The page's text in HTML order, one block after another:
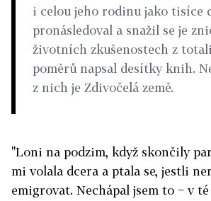
i celou jeho rodinu jako tisíce
pronásledoval a snažil se je
životních zkušenostech z
poměrů napsal desítky knih.
z nich je Zdivočelá země.
"Loni na podzim, když skončily
mi volala dcera a ptala se, jestli
emigrovat. Nechápal jsem to − v